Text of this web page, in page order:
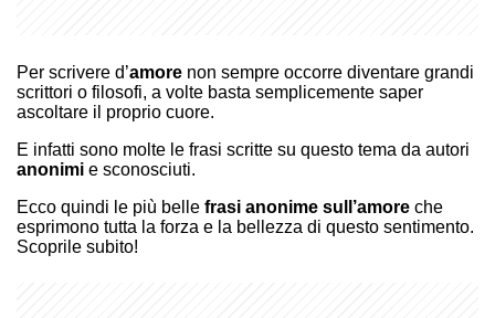
Per scrivere d’amore non sempre occorre diventare grandi
scrittori o filosofi, a volte basta semplicemente saper
ascoltare il proprio cuore.
E infatti sono molte le frasi scritte su questo tema da autori
anonimi e sconosciuti.
Ecco quindi le più belle frasi anonime sull’amore che
esprimono tutta la forza e la bellezza di questo sentimento.
Scoprile subito!